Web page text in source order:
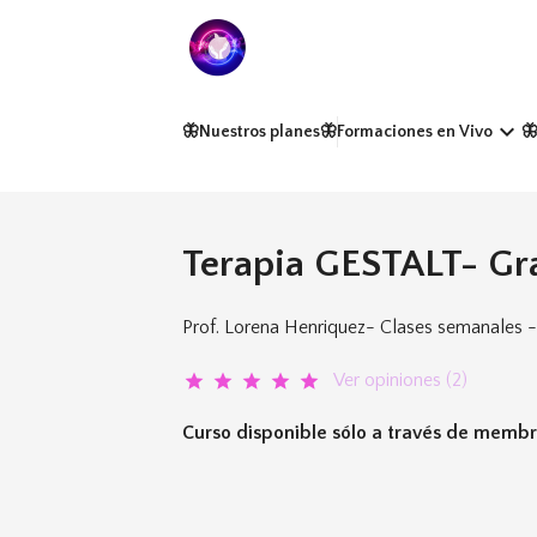
🦋Nuestros planes🦋Formaciones en Vivo keyboard_arrow_down
Terapia GESTALT-
Prof. Lorena Henriquez- Clases semanales
star star star star star Ver opiniones (2)
Curso disponible sólo a través de